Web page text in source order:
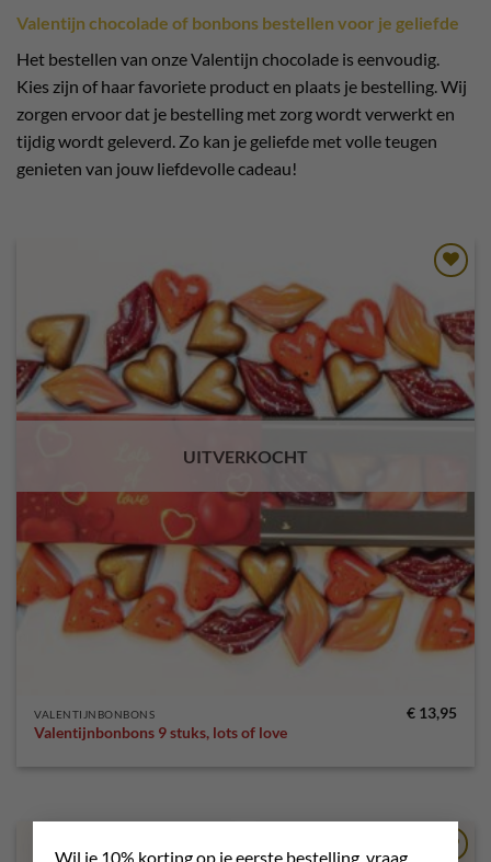
Wil je 10% korting op je eerste bestelling, vraag
Valentijn chocolade of bonbons bestellen voor je geliefde
Het bestellen van onze Valentijn chocolade is eenvoudig.
Kies zijn of haar favoriete product en plaats je bestelling. Wij
zorgen ervoor dat je bestelling met zorg wordt verwerkt en
tijdig wordt geleverd. Zo kan je geliefde met volle teugen
genieten van jouw liefdevolle cadeau!
Toevoegen
aan
verlanglijst
UITVERKOCHT
VALENTIJNBONBONS
Valentijnbonbons 9 stuks, lots of love
€13,95